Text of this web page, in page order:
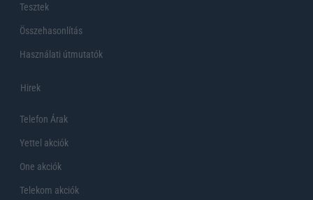
Tesztek
Összehasonlítás
Használati útmutatók
Hirek
Telefon Árak
Yettel akciók
One akciók
Telekom akciók